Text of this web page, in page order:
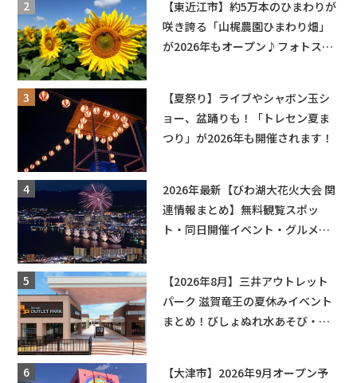
【東近江市】約5万本のひまわりが
咲き誇る「山梶農園ひまわり畑」
が2026年もオープン♪フォトスポ
【夏祭り】ライブやシャボン玉シ
ョー、盆踊りも！「トレセン夏ま
つり」が2026年も開催されます！
2026年最新【びわ湖大花火大会 関
連情報まとめ】無料観覧スポッ
ト・同日開催イベント・グルメマ
【2026年8月】三井アウトレット
パーク 滋賀竜王の夏休みイベント
まとめ！びしょぬれ水あそび・激
【大津市】2026年9月オープン予